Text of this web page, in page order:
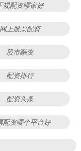
规配资哪家好
网上股票配资
股市融资
配资排行
配资头条
配资哪个平台好